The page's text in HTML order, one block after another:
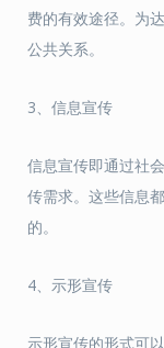
费的有效途径。为
公共关系。
3、信息宣传
信息宣传即通过社
传需求。这些信息
的。
4、示形宣传
示形宣传的形式可